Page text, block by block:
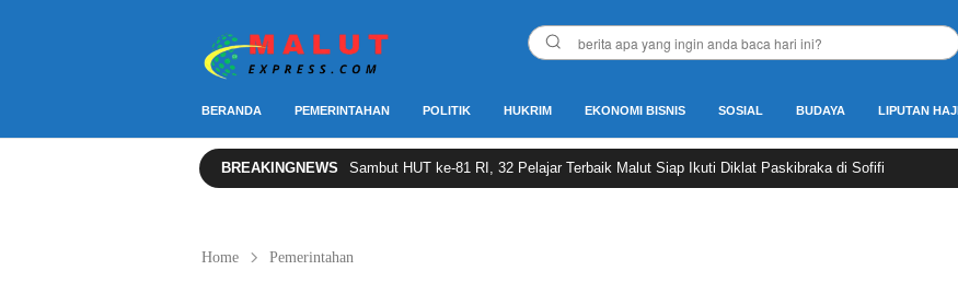
Malut Express
Berita Lebih Cepat
BERANDA PEMERINTAHAN POLITIK HUKRIM EKONOMI BISNIS SOSIAL BUDAYA LIPUTAN HAJI
BREAKINGNEWS Sambut HUT ke-81 RI, 32 Pelajar Terbaik Malut Siap Ikuti Diklat Paskibraka di Sofifi
Home Pemerintahan